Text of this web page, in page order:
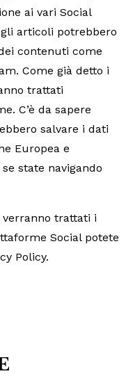
ai vari Social
articoli potrebbero
contenuti come
Come già detto i
trattati
C’è da sapere
salvare i dati
Europea e
state navigando
verranno trattati i
Social potete
Policy.